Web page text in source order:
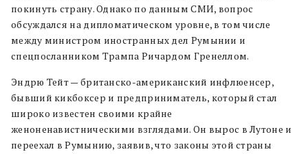
покинуть страну. Однако по данным СМИ, вопрос
обсуждался на дипломатическом уровне, в том числе
между министром иностранных дел Румынии и
спецпосланником Трампа Ричардом Гренеллом.
Эндрю Тейт — британско-американский инфлюенсер,
бывший кикбоксер и предприниматель, который стал
широко известен своими крайне
женоненавистническими взглядами. Он вырос в Лутоне и
переехал в Румынию, заявив, что законы этой страны